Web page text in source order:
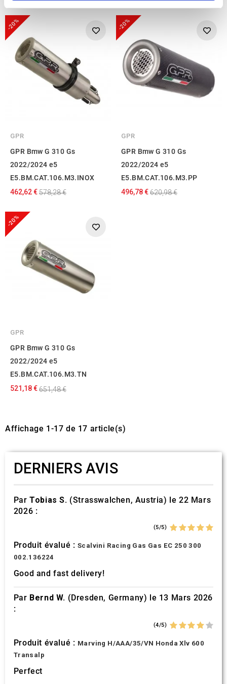
We use cookies to personalise content and ads, to
provide social media features and to analyse our traffic.
We also share information about your use of our site with
our social media, advertising and analytics partners who
may combine it with other information that you’ve
provided to them or that they’ve collected from your use
of their services.
-20%
GPR
GPR Bmw G 310 Gs
2022/2024 e5
E5.BM.CAT.106.M3.INOX
462,62 €578,28 €
-20%
GPR
GPR Bmw G 310 Gs
2022/2024 e5
E5.BM.CAT.106.M3.PP
496,78 €620,98 €
-20%
GPR
GPR Bmw G 310 Gs
2022/2024 e5
E5.BM.CAT.106.M3.TN
521,18 €651,48 €
Affichage 1-17 de 17 article(s)
DERNIERS AVIS
ParTobias S. (Strasswalchen, Austria) le 22 Mars
2026 :
(5/5)
Produit évalué : Scalvini Racing Gas Gas EC 250 300
002.136224
Good and fast delivery!
Par Bernd W. (Dresden, Germany) le 13 Mars 2026
:
(4/5)
Produit évalué : Marving H/AAA/35/VN Honda Xlv 600
Transalp
Perfect